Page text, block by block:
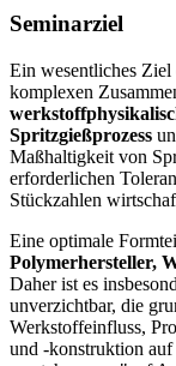
Seminarziel
Ein wesentliches Ziel
komplexen
Spritzgießprozess
Maßhaltigkeit von
erforderlichen
Stückzahlen
Eine optimale
Polymerhersteller,
Daher ist es
unverzichtbar, die
Werkstoffeinfluss,
und -konstruktion